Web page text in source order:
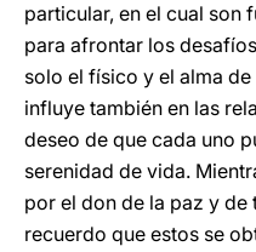
particular, en el cual son
para afrontar los
solo el físico y el alma
influye también en las
deseo de que cada uno
serenidad de vida.
por el don de la paz y de
recuerdo que estos se